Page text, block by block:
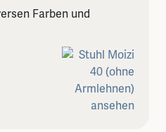
Farben und